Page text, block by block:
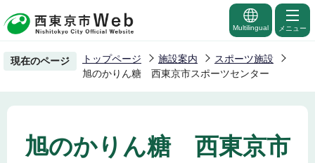
の
ー
Multilingual メニュー
現在のページ トップページ 施設案内
スポーツ施設
旭のかりん糖 西東京市スポーツセンター
旭のかりん糖 西東京市